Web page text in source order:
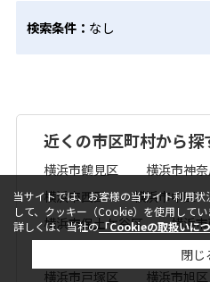
検索条件： なし
近くの市区町村から探
横浜市鶴見区
横浜市神
横浜市西区
横浜市中区
横浜市保土ケ谷区
横浜
横浜市港北
横浜市戸塚区
横浜市旭区
当サイトでは、お客様の当サイト利用
して、クッキー（Cookie）を使用してい
詳しくは、当社の「Cookieの取扱いに
閉じ